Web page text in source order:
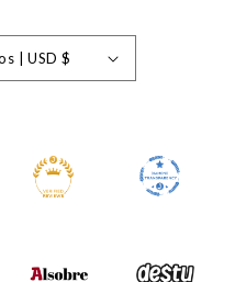
Estados Unidos | USD $